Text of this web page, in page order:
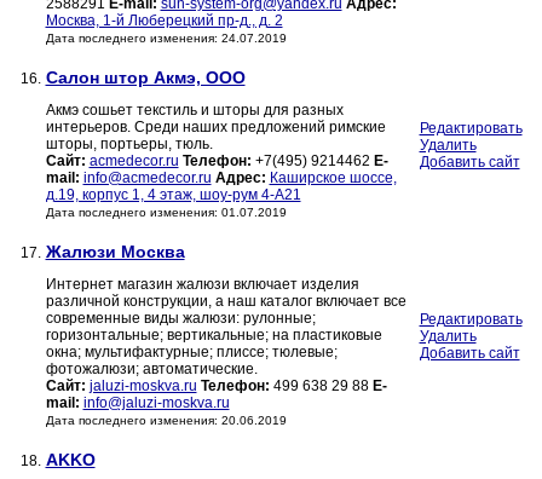
2588291 E-mail: sun-system-org@yandex.ru Адрес:
Москва, 1-й Люберецкий пр-д., д. 2
Дата последнего изменения: 24.07.2019
16. Салон штор Акмэ, ООО
Акмэ сошьет текстиль и шторы для разных
интерьеров. Среди наших предложений римские
шторы, портьеры, тюль.
Сайт: acmedecor.ru Телефон: +7(495) 9214462 E-
mail: info@acmedecor.ru Адрес: Каширское шоссе,
д.19, корпус 1, 4 этаж, шоу-рум 4-А21
Дата последнего изменения: 01.07.2019
Редактировать
Удалить
Добавить сайт
17. Жалюзи Москва
Интернет магазин жалюзи включает изделия
различной конструкции, а наш каталог включает все
современные виды жалюзи: рулонные;
горизонтальные; вертикальные; на пластиковые
окна; мультифактурные; плиссе; тюлевые;
фотожалюзи; автоматические.
Сайт: jaluzi-moskva.ru Телефон: 499 638 29 88 E-
mail: info@jaluzi-moskva.ru
Дата последнего изменения: 20.06.2019
Редактировать
Удалить
Добавить сайт
18. AKKO